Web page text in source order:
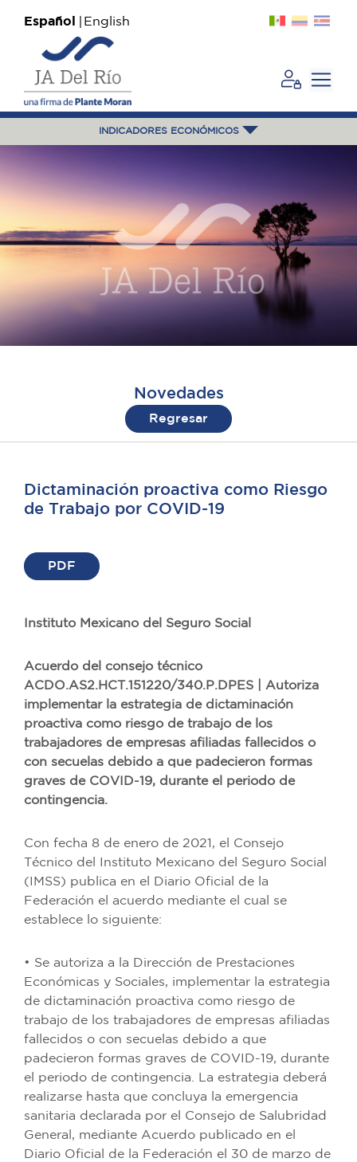
Español English
INDICADORES ECONÓMICOS
Novedades
Regresar
Dictaminación proactiva como Riesgo
de Trabajo por COVID-19
PDF
Instituto Mexicano del Seguro Social
Acuerdo del consejo técnico
ACDO.AS2.HCT.151220/340.P.DPES | Autoriza
implementar la estrategia de dictaminación
proactiva como riesgo de trabajo de los
trabajadores de empresas afiliadas fallecidos o
con secuelas debido a que padecieron formas
graves de COVID-19, durante el periodo de
contingencia.
Con fecha 8 de enero de 2021, el Consejo
Técnico del Instituto Mexicano del Seguro Social
(IMSS) publica en el Diario Oficial de la
Federación el acuerdo mediante el cual se
establece lo siguiente:
• Se autoriza a la Dirección de Prestaciones
Económicas y Sociales, implementar la estrategia
de dictaminación proactiva como riesgo de
trabajo de los trabajadores de empresas afiliadas
fallecidos o con secuelas debido a que
padecieron formas graves de COVID-19, durante
el periodo de contingencia. La estrategia deberá
realizarse hasta que concluya la emergencia
sanitaria declarada por el Consejo de Salubridad
General, mediante Acuerdo publicado en el
Diario Oficial de la Federación el 30 de marzo de